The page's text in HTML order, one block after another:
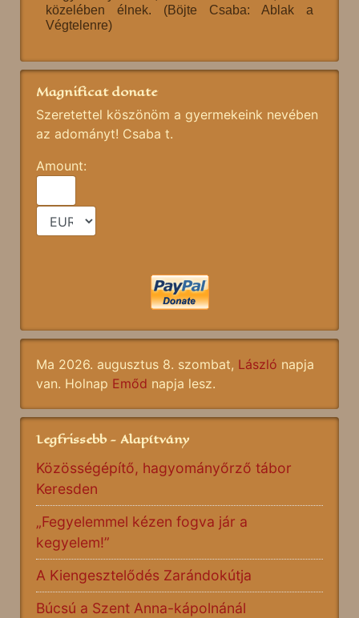
közelében élnek. (Böjte Csaba: Ablak a
Végtelenre)
Magnificat donate
Szeretettel köszönöm a gyermekeink nevében
az adományt! Csaba t.
Amount:
Ma 2026. augusztus 8. szombat, László napja
van. Holnap Emőd napja lesz.
Legfrissebb - Alapítvány
Közösségépítő, hagyományőrző tábor
Keresden
„Fegyelemmel kézen fogva jár a
kegyelem!”
A Kiengesztelődés Zarándokútja
Búcsú a Szent Anna-kápolnánál